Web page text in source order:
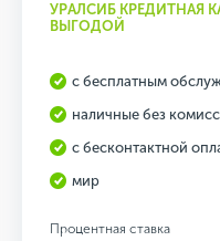
УРАЛСИБ КРЕДИТНАЯ
ВЫГОДОЙ
с бесплатным
наличные без
с бесконтактной
мир
Процентная ставка